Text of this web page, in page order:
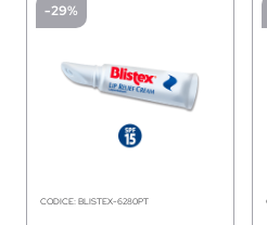
-29%
CODICE: BLISTEX-6280PT